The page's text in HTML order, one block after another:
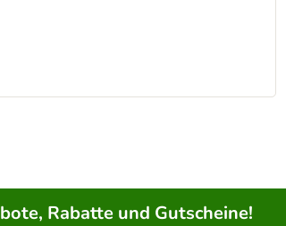
Rabatte und Gutscheine!